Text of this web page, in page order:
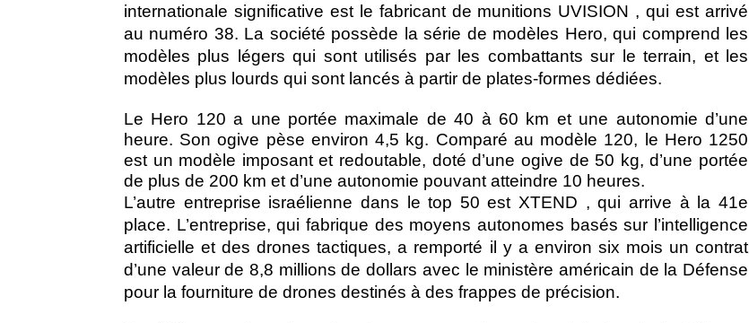
internationale significative est le fabricant de munitions UVISION , qui est arrivé
au numéro 38. La société possède la série de modèles Hero, qui comprend les
modèles plus légers qui sont utilisés par les combattants sur le terrain, et les
modèles plus lourds qui sont lancés à partir de plates-formes dédiées.
Le Hero 120 a une portée maximale de 40 à 60 km et une autonomie d’une
heure. Son ogive pèse environ 4,5 kg. Comparé au modèle 120, le Hero 1250
est un modèle imposant et redoutable, doté d’une ogive de 50 kg, d’une portée
de plus de 200 km et d’une autonomie pouvant atteindre 10 heures.
L’autre entreprise israélienne dans le top 50 est XTEND , qui arrive à la 41e
place. L’entreprise, qui fabrique des moyens autonomes basés sur l’intelligence
artificielle et des drones tactiques, a remporté il y a environ six mois un contrat
d’une valeur de 8,8 millions de dollars avec le ministère américain de la Défense
pour la fourniture de drones destinés à des frappes de précision.